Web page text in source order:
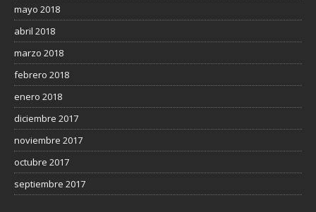
mayo 2018
abril 2018
marzo 2018
febrero 2018
enero 2018
diciembre 2017
noviembre 2017
octubre 2017
septiembre 2017